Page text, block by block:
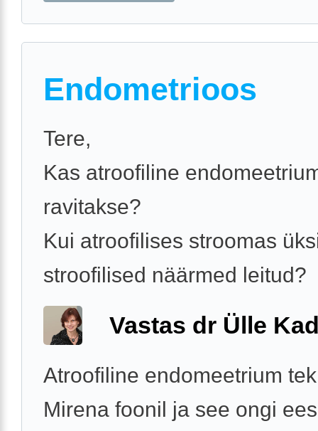
Endometrioos
Tere,
Kas atroofiline
ravitakse?
Kui atroofilises stroomas
stroofilised näärmed leitud?
Vastas dr Ülle
Atroofiline endomeetrium
Mirena foonil ja see ongi